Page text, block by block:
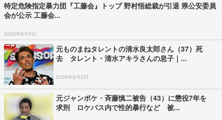
特定危険指定暴力団『工藤会』トップ 野村悟総裁が引退 県公安委員
会が公示 工藤会...
2026年8月5日
元ものまねタレントの清水良太郎さん（37）死
去 タレント・清水アキラさんの息子｜...
2026年8月2日
元ジャンポケ・斉藤慎二被告（43）に懲役7年を
求刑 ロケバス内で性的暴行など 被...